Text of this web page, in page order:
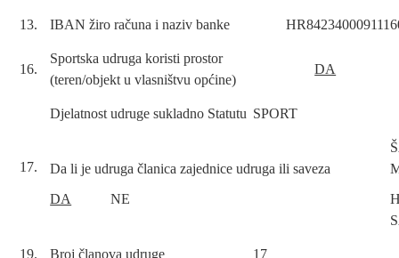
13. IBAN žiro računa i naziv banke
16.
Sportska udruga koristi prostor
(teren/objekt u vlasništvu općine)
DA
17.
Djelatnost udruge sukladno Statutu SPORT
Da li je udruga članica zajednice udruga ili saveza
DA
NE
19. Broj članova udruge 17